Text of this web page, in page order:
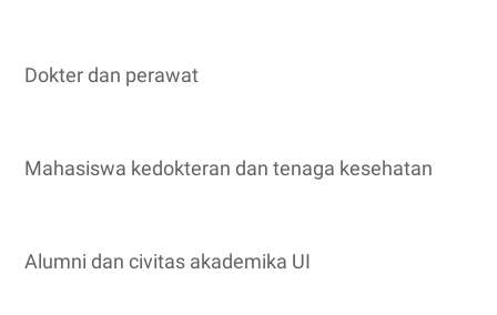
Dokter dan perawat
Mahasiswa kedokteran dan tenaga kesehatan
Alumni dan civitas akademika UI